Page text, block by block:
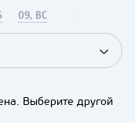
09, ВС
Выберите другой